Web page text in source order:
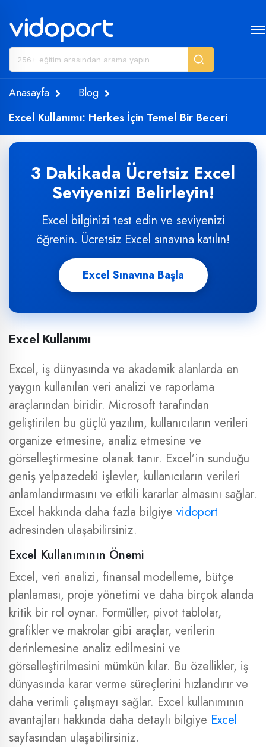
Anasayfa
Blog
Excel Kullanımı: Herkes İçin Temel Bir Beceri
3 Dakikada Ücretsiz Excel
Seviyenizi Belirleyin!
Excel bilginizi test edin ve seviyenizi
öğrenin. Ücretsiz Excel sınavına katılın!
Excel Sınavına Başla
Excel Kullanımı
Excel, iş dünyasında ve akademik alanlarda en
yaygın kullanılan veri analizi ve raporlama
araçlarından biridir. Microsoft tarafından
geliştirilen bu güçlü yazılım, kullanıcıların verileri
organize etmesine, analiz etmesine ve
görselleştirmesine olanak tanır. Excel’in sunduğu
geniş yelpazedeki işlevler, kullanıcıların verileri
anlamlandırmasını ve etkili kararlar almasını sağlar.
Excel hakkında daha fazla bilgiye vidoport
adresinden ulaşabilirsiniz.
Excel Kullanımının Önemi
Excel, veri analizi, finansal modelleme, bütçe
planlaması, proje yönetimi ve daha birçok alanda
kritik bir rol oynar. Formüller, pivot tablolar,
grafikler ve makrolar gibi araçlar, verilerin
derinlemesine analiz edilmesini ve
görselleştirilmesini mümkün kılar. Bu özellikler, iş
dünyasında karar verme süreçlerini hızlandırır ve
daha verimli çalışmayı sağlar. Excel kullanımının
avantajları hakkında daha detaylı bilgiye Excel
sayfasından ulaşabilirsiniz.